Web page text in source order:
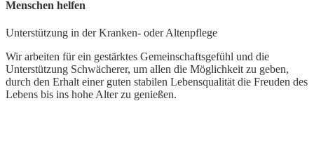
Menschen helfen
Unterstützung in der Kranken- oder Altenpflege
Wir arbeiten für ein gestärktes Gemeinschaftsgefühl und die
Unterstützung Schwächerer, um allen die Möglichkeit zu geben,
durch den Erhalt einer guten stabilen Lebensqualität die Freuden des
Lebens bis ins hohe Alter zu genießen.